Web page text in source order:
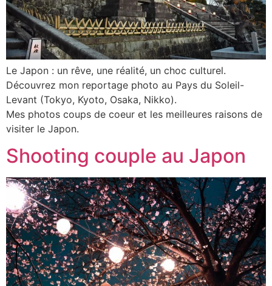
Le Japon : un rêve, une réalité, un choc culturel.
Découvrez mon reportage photo au Pays du Soleil-
Levant (Tokyo, Kyoto, Osaka, Nikko).
Mes photos coups de coeur et les meilleures raisons de
visiter le Japon.
Shooting couple au Japon